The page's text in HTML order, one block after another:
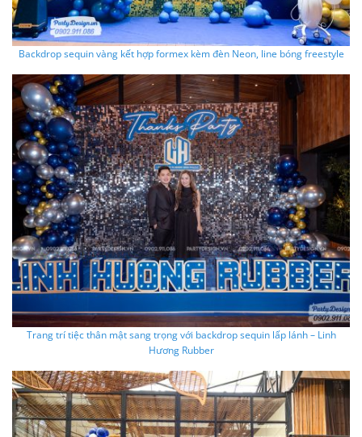
Backdrop sequin vàng kết hợp formex kèm đèn Neon, line bóng freestyle
Trang trí tiệc thân mật sang trọng với backdrop sequin lấp lánh – Linh
Hương Rubber